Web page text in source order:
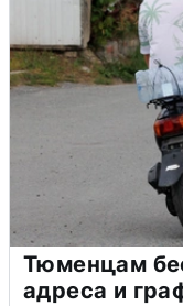
Тюменцам
адреса и